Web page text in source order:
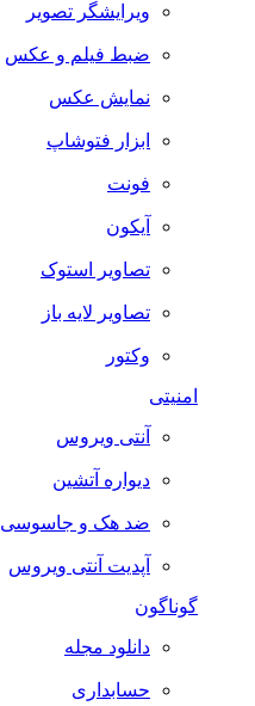
ویرایشگر تصویر
ضبط فيلم و عكس
نمایش عکس
ابزار فتوشاپ
فونت
آیکون
تصاویر استوک
تصاویر لایه باز
وکتور
امنیتی
آنتی ویروس
دیواره آتشین
ضد هک و جاسوسی
آپدیت آنتی ویروس
گوناگون
دانلود مجله
حسابداری